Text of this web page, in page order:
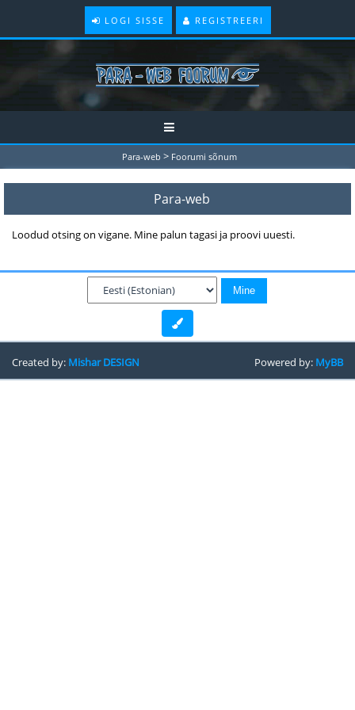
LOGI SISSE REGISTREERI
Para-web > Foorumi sõnum
Para-web
Loodud otsing on vigane. Mine palun tagasi ja proovi uuesti.
Created by: Mishar DESIGN Powered by: MyBB